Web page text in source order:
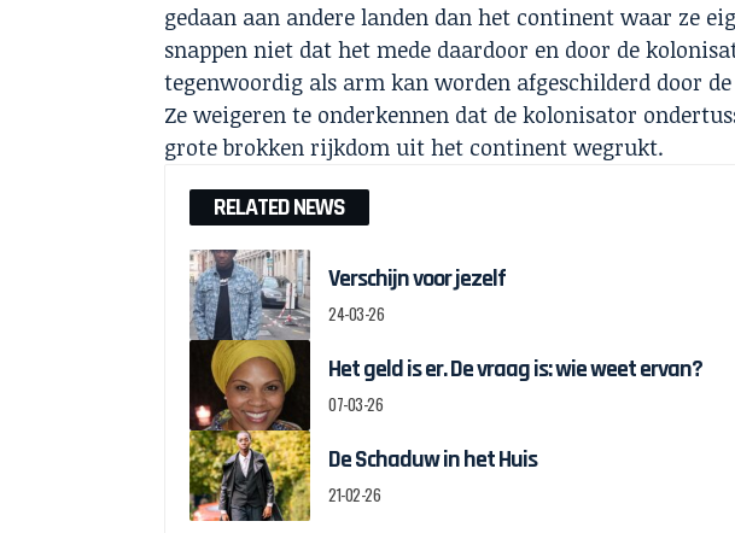
gedaan aan andere landen dan het continent waar ze
snappen niet dat het mede daardoor en door de
tegenwoordig als arm kan worden afgeschilderd door
Ze weigeren te onderkennen dat de kolonisator
grote brokken rijkdom uit het continent wegrukt.
RELATED NEWS
Verschijn voor jezelf
24-03-26
Het geld is er. De vraag is: wie weet ervan?
07-03-26
De Schaduw in het Huis
21-02-26